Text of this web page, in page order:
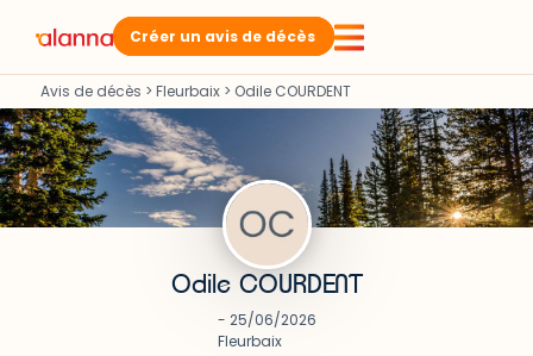
Créer un avis de décès
Avis de décès > Fleurbaix > Odile COURDENT
Odile COURDENT
- 25/06/2026
Fleurbaix